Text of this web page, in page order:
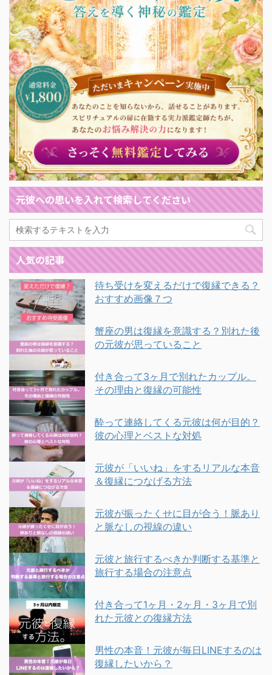
元彼への思いを入れて検索してください
人気の記事
待ち受けを変えるだけで復縁できる？
おすすめ画像７つ
蟹座の男は復縁を意識する？別れた後
の元彼が思っていること
付き合って3ヶ月で別れたカップル。
その理由と復縁の可能性
酔って連絡してくる元彼は何が目的？
彼の心理とベストな対処
元彼が「いいね」をするリアルな本音
＆復縁につなげる方法
元彼が振ったくせに目が合う！脈あり
と脈なしの視線の違い
元彼と旅行するべきか判断する基準と
旅行する場合の注意点
付き合って1ヶ月・2ヶ月・3ヶ月で別
れた元彼との復縁方法
男性の本音！元彼が毎日LINEするのは
復縁したいから？